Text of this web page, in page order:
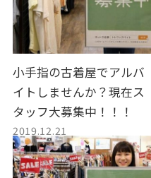
小手指の古着屋でアルバ
イトしませんか？現在ス
タッフ大募集中！！！
2019.12.21